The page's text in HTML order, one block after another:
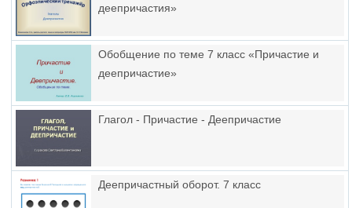
деепричастия»
Обобщение по теме 7 класс «Причастие и
деепричастие»
Глагол - Причастие - Деепричастие
Деепричастный оборот. 7 класс